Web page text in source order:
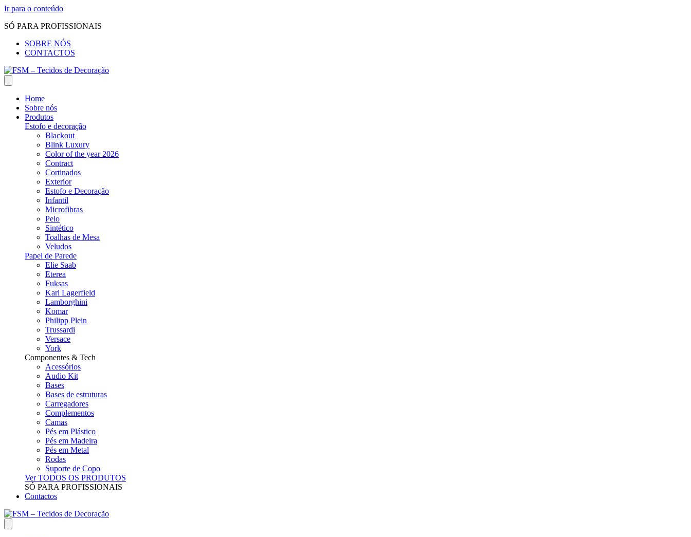
Ir para o conteúdo
SÓ PARA PROFISSIONAIS
SOBRE NÓS
CONTACTOS
Home
Sobre nós
Produtos
Estofo e decoração
Blackout
Blink Luxury
Color of the year 2026
Contract
Cortinados
Exterior
Estofo e Decoração
Infantil
Microfibras
Pelo
Sintético
Toalhas de Mesa
Veludos
Papel de Parede
Elie Saab
Eterea
Fuksas
Karl Lagerfield
Lamborghini
Komar
Philipp Plein
Trussardi
Versace
York
Componentes & Tech
Acessórios
Audio Kit
Bases
Bases de estruturas
Carregadores
Complementos
Camas
Pés em Plástico
Pés em Madeira
Pés em Metal
Rodas
Suporte de Copo
Ver TODOS OS PRODUTOS
SÓ PARA PROFISSIONAIS
Contactos